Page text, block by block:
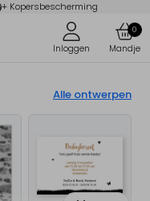
+ Kopersbescherming
0
Alle ontwerpen